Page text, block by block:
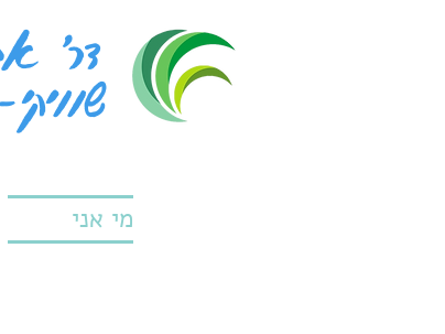
שוויקי-מתניה
מי אני